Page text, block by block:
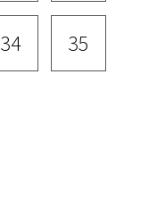
34 35